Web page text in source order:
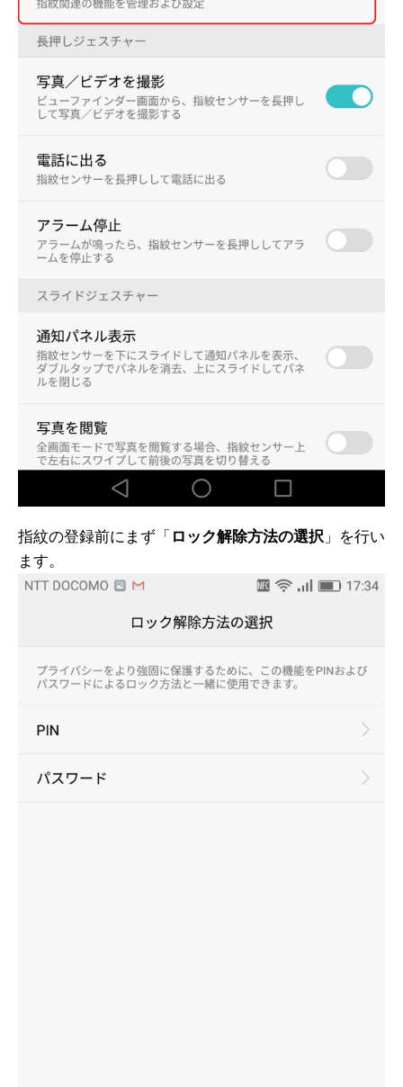
指紋の登録前にまず「 ロック解除方法の選択」を行い
ます。